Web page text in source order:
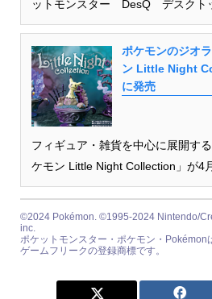
ットモンスター DesQ デスクト
ポケモンのジオ
ン Little Night
に発売
フィギュア・雑貨を中心に展開す
ケモン Little Night Collection」が4
©2024 Pokémon. ©1995-2024 Nintendo/
inc.
ポケットモンスター・ポケモン・Pokémon
ゲームフリークの登録商標です。